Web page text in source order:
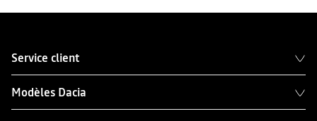
Service client
Modèles Dacia